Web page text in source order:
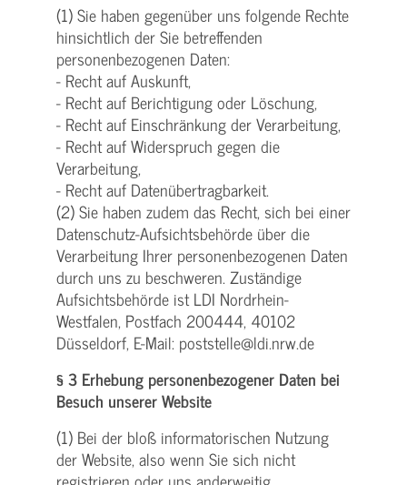
(1) Sie haben gegenüber uns folgende Rechte
hinsichtlich der Sie betreffenden
personenbezogenen Daten:
- Recht auf Auskunft,
- Recht auf Berichtigung oder Löschung,
- Recht auf Einschränkung der Verarbeitung,
- Recht auf Widerspruch gegen die
Verarbeitung,
- Recht auf Datenübertragbarkeit.
(2) Sie haben zudem das Recht, sich bei einer
Datenschutz-Aufsichtsbehörde über die
Verarbeitung Ihrer personenbezogenen Daten
durch uns zu beschweren. Zuständige
Aufsichtsbehörde ist LDI Nordrhein-
Westfalen, Postfach 200444, 40102
Düsseldorf, E-Mail: poststelle@ldi.nrw.de
§ 3 Erhebung personenbezogener Daten bei
Besuch unserer Website
(1) Bei der bloß informatorischen Nutzung
der Website, also wenn Sie sich nicht